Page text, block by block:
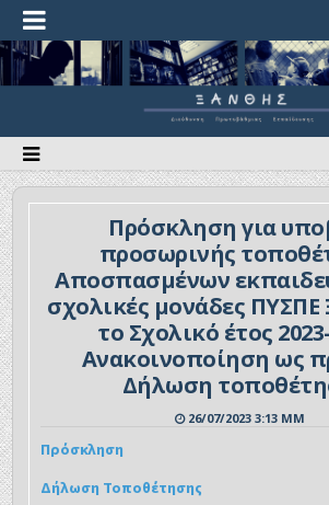
Πρόσκληση για
προσωρινής
Αποσπασμένων
σχολικές μονάδες ΠΥΣΠΕ
το Σχολικό έτος
Ανακοινοποίηση ως
Δήλωση
26/07/2023 3:13 ΜΜ
Πρόσκληση
Δήλωση Τοποθέτησης